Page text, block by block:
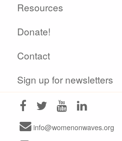
Resources
Donate!
Contact
Sign up for newsletters
info@womenonwaves.org